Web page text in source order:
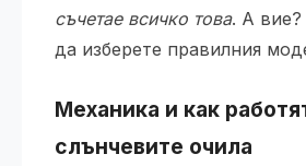
съчетае всичко това. А вие?
да изберете правилния
Механика и как
слънчевите очила